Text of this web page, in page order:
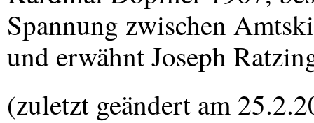
Spannung zwischen
und erwähnt Joseph
(zuletzt geändert am